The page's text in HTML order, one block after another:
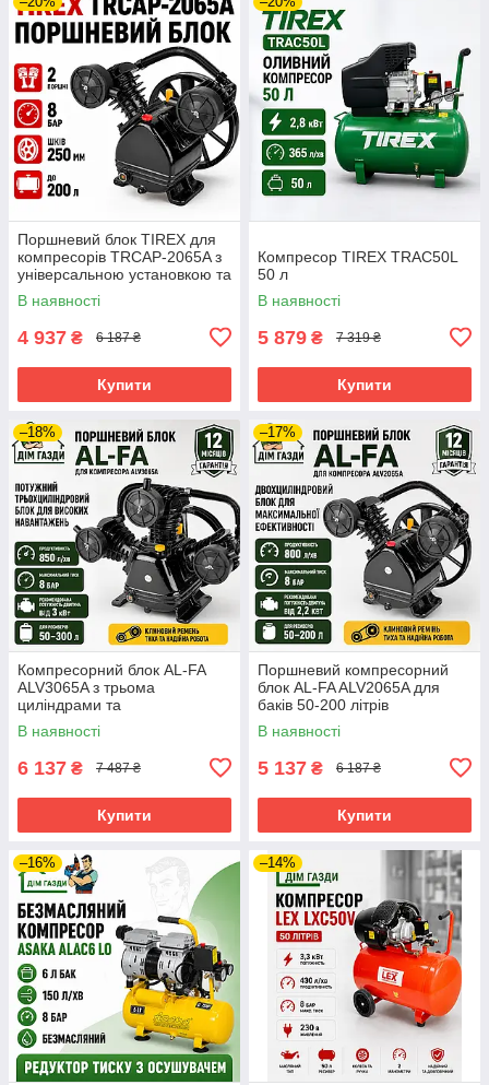
Поршневий блок TIREX для
компресорів TRCAP-2065A з
універсальною установкою та
високим тиском
В наявності
4 937 ₴ 6 187 ₴
Купити
Компресор TIREX TRAC50L
50 л
В наявності
5 879 ₴ 7 319 ₴
Купити
–18%
Компресорний блок AL-FA
ALV3065A з трьома
циліндрами та
максимальним тиском 8 бар
В наявності
6 137 ₴ 7 487 ₴
Купити
–17%
Поршневий компресорний
блок AL-FA ALV2065A для
баків 50-200 літрів
В наявності
5 137 ₴ 6 187 ₴
Купити
–16% –14%